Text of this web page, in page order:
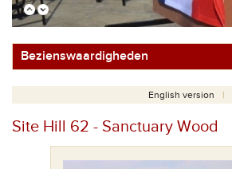
Bezienswaardigheden
English version
Site Hill 62 - Sanctuary Wood